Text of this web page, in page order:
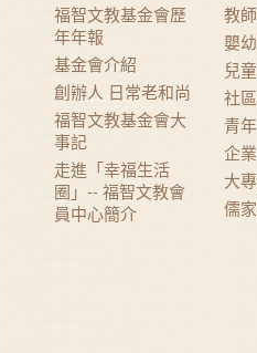
福智文教基金會歷
年年報
基金會介紹
創辦人 日常老和尚
福智文教基金會大
事記
走進「幸福生活
圈」-- 福智文教會
員中心簡介
教師
嬰
兒
社
青年
企業
大
儒